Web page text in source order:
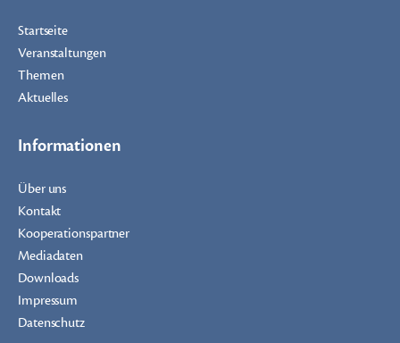
Startseite
Veranstaltungen
Themen
Aktuelles
Informationen
Über uns
Kontakt
Kooperationspartner
Mediadaten
Downloads
Impressum
Datenschutz